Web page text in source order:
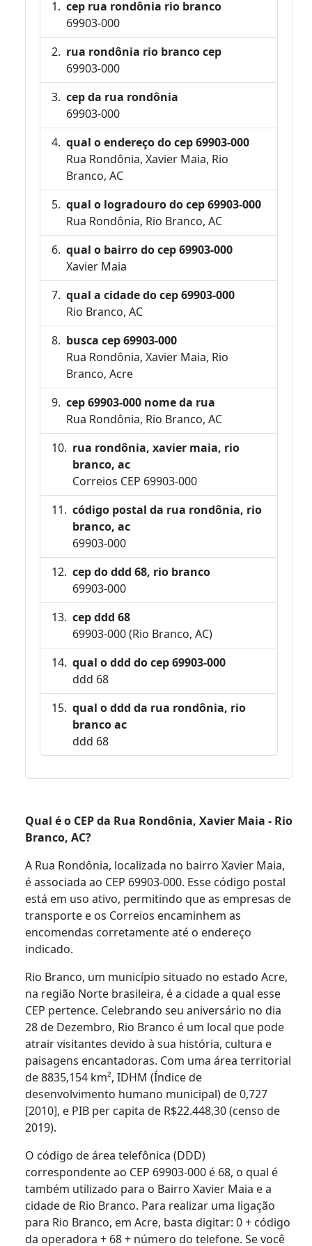
cep rua rondônia rio branco
69903-000
rua rondônia rio branco cep
69903-000
cep da rua rondônia
69903-000
qual o endereço do cep 69903-000
Rua Rondônia, Xavier Maia, Rio
Branco, AC
qual o logradouro do cep 69903-000
Rua Rondônia, Rio Branco, AC
qual o bairro do cep 69903-000
Xavier Maia
qual a cidade do cep 69903-000
Rio Branco, AC
busca cep 69903-000
Rua Rondônia, Xavier Maia, Rio
Branco, Acre
cep 69903-000 nome da rua
Rua Rondônia, Rio Branco, AC
rua rondônia, xavier maia, rio
branco, ac
Correios CEP 69903-000
código postal da rua rondônia, rio
branco, ac
69903-000
cep do ddd 68, rio branco
69903-000
cep ddd 68
69903-000 (Rio Branco, AC)
qual o ddd do cep 69903-000
ddd 68
qual o ddd da rua rondônia, rio
branco ac
ddd 68
Qual é o CEP da Rua Rondônia, Xavier Maia - Rio
Branco, AC?
A Rua Rondônia, localizada no bairro Xavier Maia,
é associada ao CEP 69903-000. Esse código postal
está em uso ativo, permitindo que as empresas de
transporte e os Correios encaminhem as
encomendas corretamente até o endereço
indicado.
Rio Branco, um município situado no estado Acre,
na região Norte brasileira, é a cidade a qual esse
CEP pertence. Celebrando seu aniversário no dia
28 de Dezembro, Rio Branco é um local que pode
atrair visitantes devido à sua história, cultura e
paisagens encantadoras. Com uma área territorial
de 8835,154 km², IDHM (Índice de
desenvolvimento humano municipal) de 0,727
[2010], e PIB per capita de R$22.448,30 (censo de
2019).
O código de área telefônica (DDD)
correspondente ao CEP 69903-000 é 68, o qual é
também utilizado para o Bairro Xavier Maia e a
cidade de Rio Branco. Para realizar uma ligação
para Rio Branco, em Acre, basta digitar: 0 + código
da operadora + 68 + número do telefone. Se você